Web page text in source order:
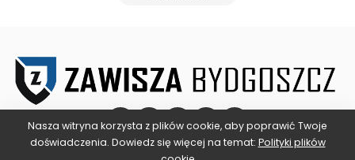
Nasza witryna korzysta z plików cookie, aby poprawić Twoje
doświadczenia. Dowiedz się więcej na temat: Polityki plików